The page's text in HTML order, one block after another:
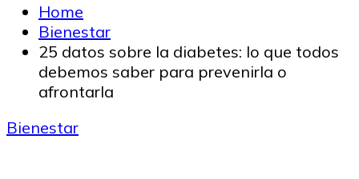
Home
Bienestar
25 datos sobre la diabetes: lo que todos
debemos saber para prevenirla o
afrontarla
Bienestar